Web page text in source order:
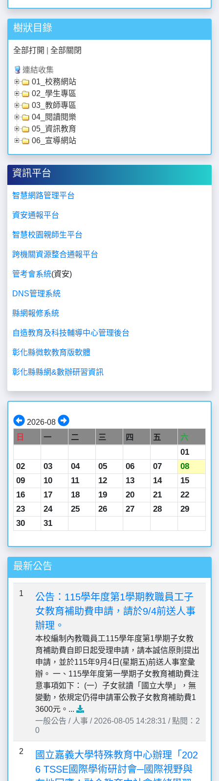
樹狀目錄
全部打開 全部關閉
連結收集
01_校務網站
02_學生專區
03_教師專區
04_閱讀閱樂
05_資訊教育
06_宣導網站
資訊平台
智慧網路管理平台
資安通報平台
智慧校園親師生平台
跨機關資源整合通報平台
管考會系統(資安)
DNS管理系統
縣網報修系統
自造教育及科技輔導中心管理後台
彰化縣微軟教育版軟體
彰化縣縣網&數辦研習資訊
2026-08
日
一 二 三 四 五 六
01
02
03 04 05 06 07
08
09
10 11 12 13 14
15
16
17 18 19 20 21
22
23
24 25 26 27 28
29
30
31
最新公告
1
公告：115學年度第1學期教職員工子
女教育補助費申請，請於9/4前送人事
辦理。
本校編制內教職員工115學年度第1學期子女教
育補助費自即日起受理申請，請本誠信原則提出
申請，並於115年9月4日(星期五)前送人事室彙
辦。 一、115學年度第一學期子女教育補助費注
意事項如下： (一）子女就讀「國立大學」，無
變動，依規定仍得申請軍公教子女教育補助費1
3600元。...
一般公告 / 人事 / 2026-08-05 14:28:31 / 點閱：2
0
2
國立嘉義大學特殊教育中心辦理「202
6 TSSE國際學術研討會─國際視野與